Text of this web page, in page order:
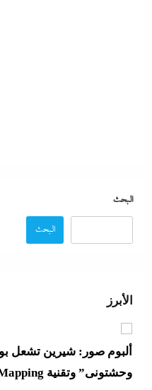
البحث
البحث
الأبرز
كلمات الأغانى وردود الفعل
11 مايو، 2024
ألبوم صور: شيرين تشعل
وحشتونى” وتقنية 3D Mapping لأول مرة